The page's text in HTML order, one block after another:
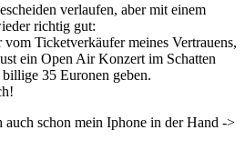
verlaufen, aber mit einem
richtig gut:
Ticketverkäufer meines Vertrauens,
ein Open Air Konzert im Schatten
35 Euronen geben.
schon mein Iphone in der Hand ->